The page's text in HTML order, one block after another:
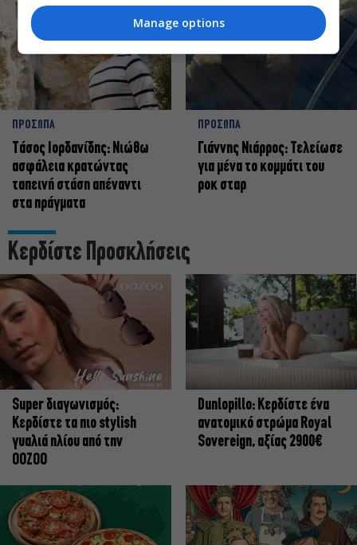
ΠΡΟΣΩΠΑ
Tάσος Ιορδανίδης: Νιώθω
ασφάλεια κρατώντας
ταπεινή στάση απέναντι
στα πράγματα
ΠΡΟΣΩΠΑ
Γιάννης Νιάρρος: Τελείωσε
για μένα το κομμάτι του
ροκ σταρ
Κερδίστε Προσκλήσεις
Super διαγωνισμός:
Κερδίστε τα πιο stylish
γυαλιά ηλίου από την
OOZOO
Dunlopillo: Κερδίστε ένα
ανατομικό στρώμα Royal
Sovereign, αξίας 2900€
Manage options